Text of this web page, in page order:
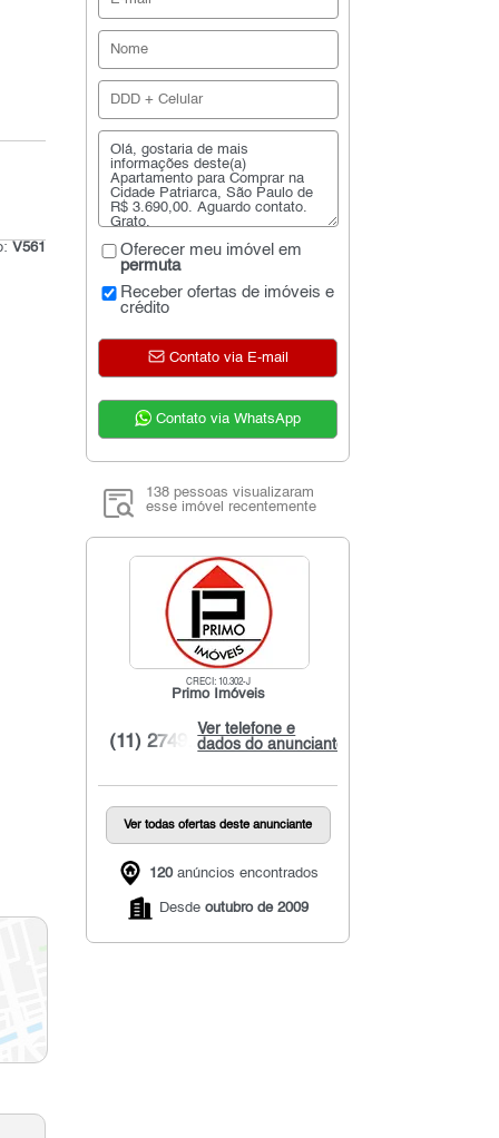
V561
Oferecer meu imóvel em
permuta
Receber ofertas de imóveis e
crédito
Contato via E-mail
Contato via WhatsApp
138 pessoas visualizaram
esse imóvel recentemente
CRECI: 10.302-J
Primo Imóveis
Ver telefone e
dados do anunciante
(11) 2749...
Ver todas ofertas deste anunciante
120anúncios encontrados
Desde outubro de 2009